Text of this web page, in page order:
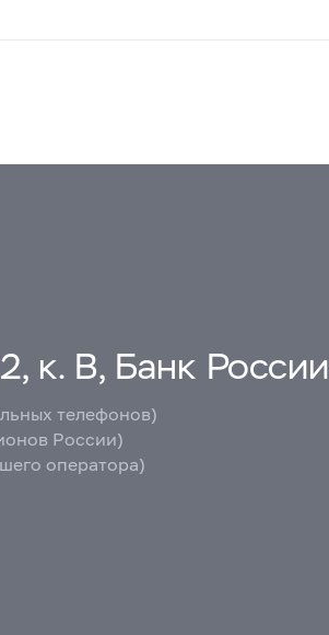
к. В, Банк России
телефонов)
России)
оператора)